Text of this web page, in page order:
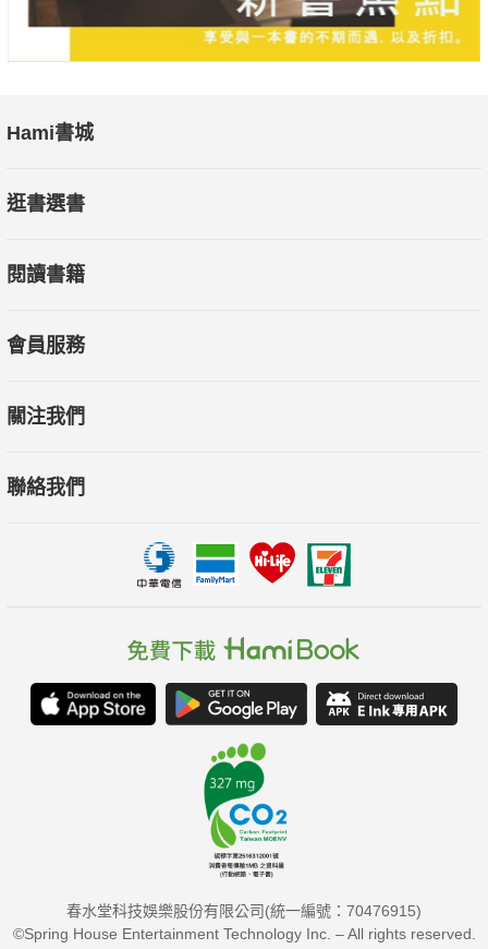
Hami書城
逛書選書
閱讀書籍
會員服務
關注我們
聯絡我們
春水堂科技娛樂股份有限公司(統一編號：70476915)
©Spring House Entertainment Technology Inc. – All rights reserved.